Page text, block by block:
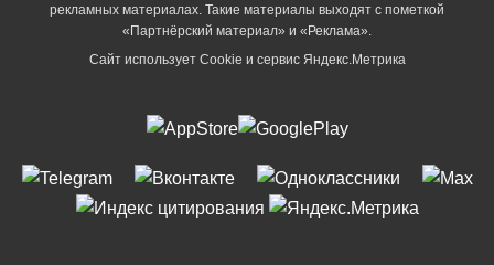
рекламных материалах. Такие материалы выходят с пометкой
«Партнёрский материал» и «Реклама».
Сайт использует Cookie и сервиc Яндекс.Метрика